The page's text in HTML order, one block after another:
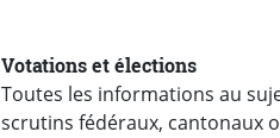
Votations et élections
Toutes les informations au
scrutins fédéraux, cantonaux